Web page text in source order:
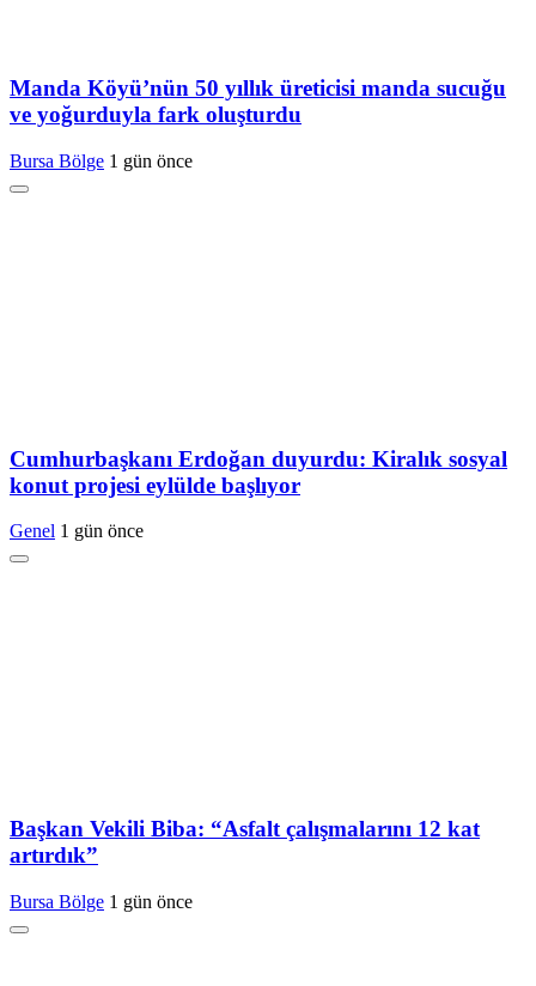
Manda Köyü’nün 50 yıllık üreticisi manda sucuğu
ve yoğurduyla fark oluşturdu
Bursa Bölge 1 gün önce
Cumhurbaşkanı Erdoğan duyurdu: Kiralık sosyal
konut projesi eylülde başlıyor
Genel 1 gün önce
Başkan Vekili Biba: “Asfalt çalışmalarını 12 kat
artırdık”
Bursa Bölge 1 gün önce